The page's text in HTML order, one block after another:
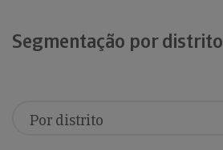
Segmentação por distrito